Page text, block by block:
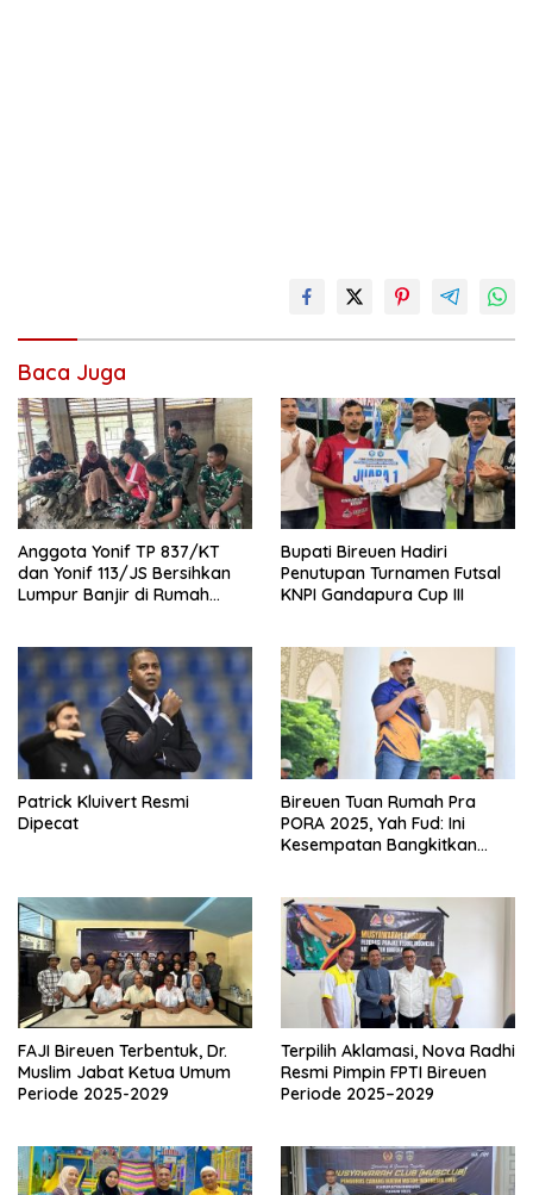
Baca Juga
Anggota Yonif TP 837/KT
dan Yonif 113/JS Bersihkan
Lumpur Banjir di Rumah
Bupati Bireuen Hadiri
Penutupan Turnamen Futsal
KNPI Gandapura Cup III
Patrick Kluivert Resmi
Dipecat
Bireuen Tuan Rumah Pra
PORA 2025, Yah Fud: Ini
Kesempatan Bangkitkan
FAJI Bireuen Terbentuk, Dr.
Muslim Jabat Ketua Umum
Periode 2025-2029
Terpilih Aklamasi, Nova Radhi
Resmi Pimpin FPTI Bireuen
Periode 2025–2029